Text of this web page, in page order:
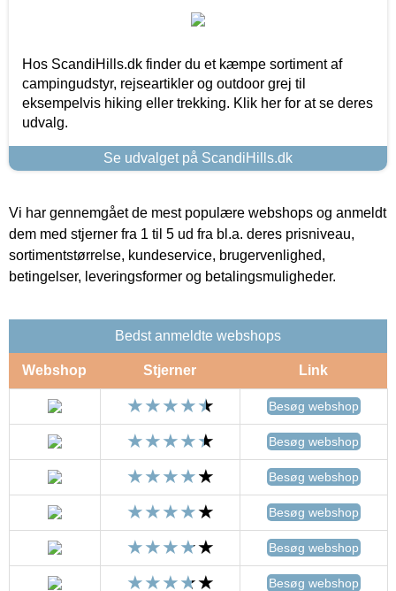
Hos ScandiHills.dk finder du et kæmpe sortiment af
campingudstyr, rejseartikler og outdoor grej til
eksempelvis hiking eller trekking. Klik her for at se deres
udvalg.
Se udvalget på ScandiHills.dk
Vi har gennemgået de mest populære webshops og anmeldt
dem med stjerner fra 1 til 5 ud fra bl.a. deres prisniveau,
sortimentstørrelse, kundeservice, brugervenlighed,
betingelser, leveringsformer og betalingsmuligheder.
Bedst anmeldte webshops
Webshop Stjerner Link
Besøg webshop
Besøg webshop
Besøg webshop
Besøg webshop
Besøg webshop
Besøg webshop